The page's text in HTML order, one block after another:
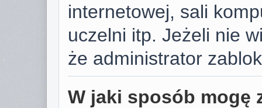
internetowej, sali
uczelni itp. Jeżeli nie
że administrator
W jaki sposób mogę